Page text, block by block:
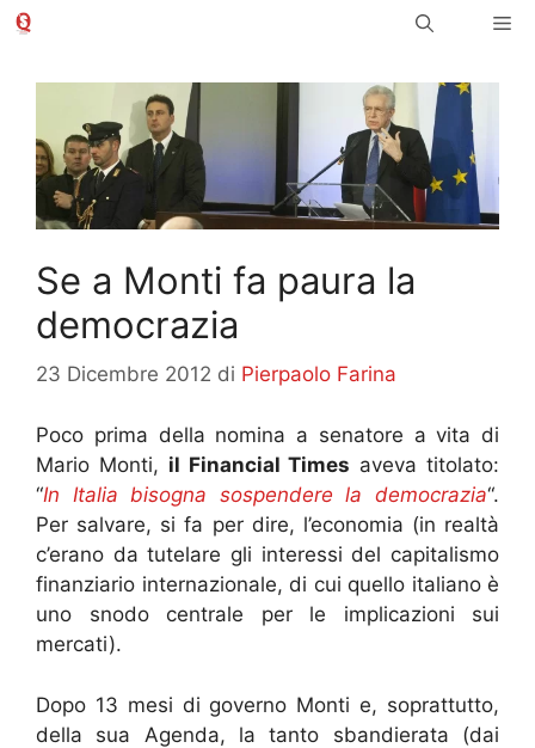
Vai
Se a Monti fa paura la
democrazia
23 Dicembre 2012 di Pierpaolo Farina
Poco prima della nomina a senatore a vita di
Mario Monti, il Financial Times aveva titolato:
“In Italia bisogna sospendere la democrazia“.
Per salvare, si fa per dire, l’economia (in realtà
c’erano da tutelare gli interessi del capitalismo
finanziario internazionale, di cui quello italiano è
uno snodo centrale per le implicazioni sui
mercati).
Dopo 13 mesi di governo Monti e, soprattutto,
della sua Agenda, la tanto sbandierata (dai